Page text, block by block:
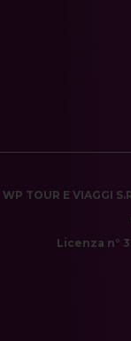
WP TOUR E VIAGGI
Licenza n°